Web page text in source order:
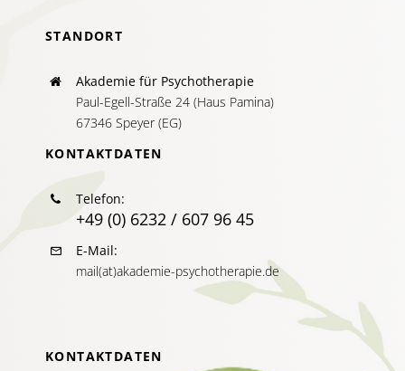
STANDORT
Akademie für Psychotherapie
Paul-Egell-Straße 24 (Haus Pamina)
67346 Speyer (EG)
KONTAKTDATEN
Telefon:
+49 (0) 6232 / 607 96 45
E-Mail:
mail(at)akademie-psychotherapie.de
KONTAKTDATEN